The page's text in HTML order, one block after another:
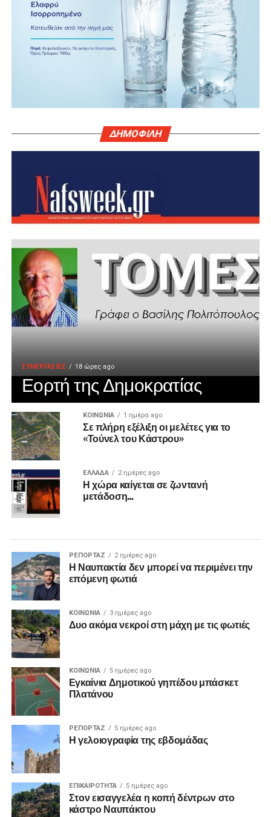
ΔΗΜΟΦΙΛΗ
ΣΥΝΕΡΓΑΣΙΕΣ 18 ώρες ago
Εορτή της Δημοκρατίας
ΚΟΙΝΩΝΙΑ 1 ημέρα ago
Σε πλήρη εξέλιξη οι μελέτες για το
«Τούνελ του Κάστρου»
ΕΛΛΑΔΑ 2 ημέρες ago
Η χώρα καίγεται σε ζωντανή
μετάδοση…
ΡΕΠΟΡΤΑΖ 2 ημέρες ago
Η Ναυπακτία δεν μπορεί να περιμένει την
επόμενη φωτιά
ΚΟΙΝΩΝΙΑ 3 ημέρες ago
Δυο ακόμα νεκροί στη μάχη με τις φωτιές
ΚΟΙΝΩΝΙΑ 5 ημέρες ago
Εγκαίνια Δημοτικού γηπέδου μπάσκετ
Πλατάνου
ΡΕΠΟΡΤΑΖ 5 ημέρες ago
Η γελοιογραφία της εβδομάδας
ΕΠΙΚΑΙΡΟΤΗΤΑ 5 ημέρες ago
Στον εισαγγελέα η κοπή δέντρων στο
κάστρο Ναυπάκτου